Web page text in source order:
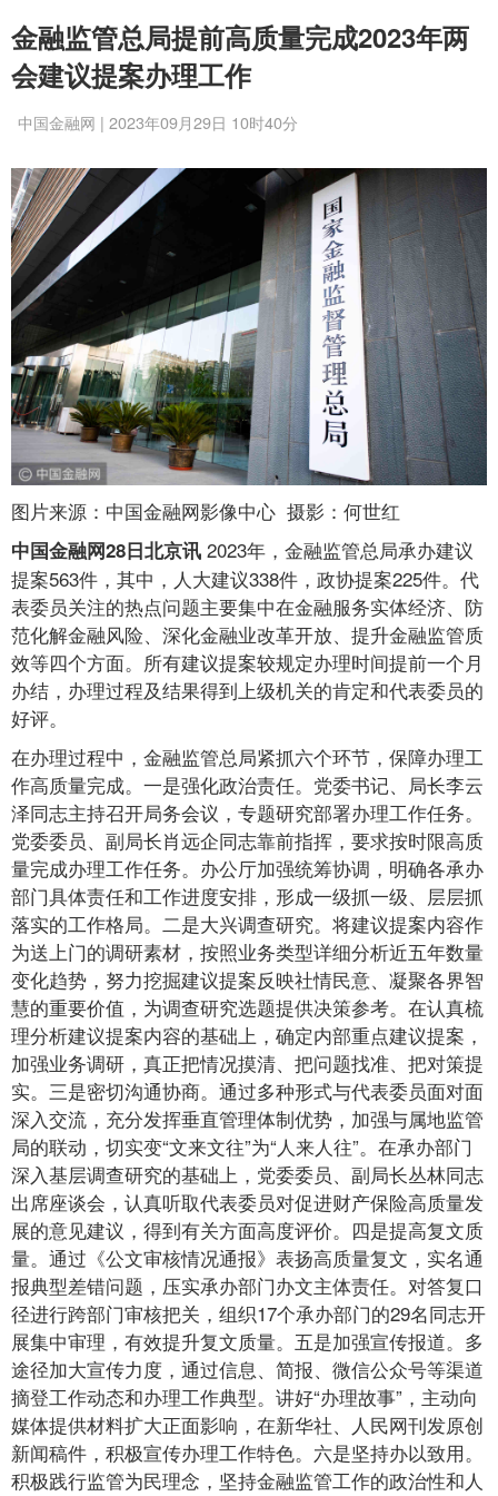
金融监管总局提前高质量完成2023年两
会建议提案办理工作
中国金融网 | 2023年09月29日 10时40分
图片来源：中国金融网影像中心 摄影：何世红
中国金融网28日北京讯 2023年，金融监管总局承办建议
提案563件，其中，人大建议338件，政协提案225件。代
表委员关注的热点问题主要集中在金融服务实体经济、防
范化解金融风险、深化金融业改革开放、提升金融监管质
效等四个方面。所有建议提案较规定办理时间提前一个月
办结，办理过程及结果得到上级机关的肯定和代表委员的
好评。
在办理过程中，金融监管总局紧抓六个环节，保障办理工
作高质量完成。一是强化政治责任。党委书记、局长李云
泽同志主持召开局务会议，专题研究部署办理工作任务。
党委委员、副局长肖远企同志靠前指挥，要求按时限高质
量完成办理工作任务。办公厅加强统筹协调，明确各承办
部门具体责任和工作进度安排，形成一级抓一级、层层抓
落实的工作格局。二是大兴调查研究。将建议提案内容作
为送上门的调研素材，按照业务类型详细分析近五年数量
变化趋势，努力挖掘建议提案反映社情民意、凝聚各界智
慧的重要价值，为调查研究选题提供决策参考。在认真梳
理分析建议提案内容的基础上，确定内部重点建议提案，
加强业务调研，真正把情况摸清、把问题找准、把对策提
实。三是密切沟通协商。通过多种形式与代表委员面对面
深入交流，充分发挥垂直管理体制优势，加强与属地监管
局的联动，切实变“文来文往”为“人来人往”。在承办部门
深入基层调查研究的基础上，党委委员、副局长丛林同志
出席座谈会，认真听取代表委员对促进财产保险高质量发
展的意见建议，得到有关方面高度评价。四是提高复文质
量。通过《公文审核情况通报》表扬高质量复文，实名通
报典型差错问题，压实承办部门办文主体责任。对答复口
径进行跨部门审核把关，组织17个承办部门的29名同志开
展集中审理，有效提升复文质量。五是加强宣传报道。多
途径加大宣传力度，通过信息、简报、微信公众号等渠道
摘登工作动态和办理工作典型。讲好“办理故事”，主动向
媒体提供材料扩大正面影响，在新华社、人民网刊发原创
新闻稿件，积极宣传办理工作特色。六是坚持办以致用。
积极践行监管为民理念，坚持金融监管工作的政治性和人